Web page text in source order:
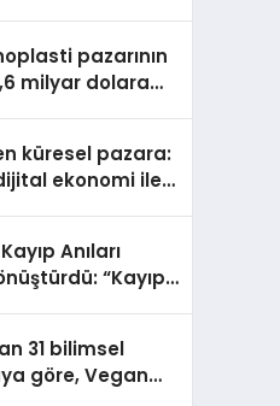
pazarının
milyar dolara
küresel pazara:
ekonomi ile
Anıları
“Kayıp
31 bilimsel
göre, Vegan